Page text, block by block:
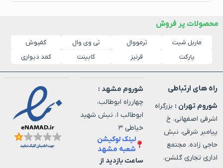
محصولات پر فروش
ماربل شیت ترمووال تی وی وال
کفپوش
پارکت
قرنیز کابینت کمد دیواری
راه های ارتباطی
شوروم تهران : بزرگراه
اشرفی اصفهانی، خ
پیامبر شرقی، نبش
حاجی زاده، مجتمع
اداری تجاری گلشن،
شوروم مشهد :
چهارراه ابوطالب،
ابوطالب ۱، نبش شهید
خیاطی ۳
لینک لوکیشن
شعبه مشهد
ساعت بازدید از